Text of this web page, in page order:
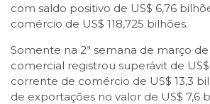
com saldo positivo de US$ 6,76
comércio de US$ 118,725 bilhões.
Somente na 2ª semana de março
comercial registrou superávit de US$
corrente de comércio de US$ 13,3
de exportações no valor de US$ 7,6